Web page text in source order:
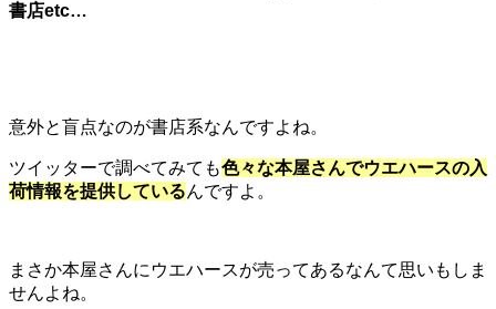
書店etc…
意外と盲点なのが書店系なんですよね。
ツイッターで調べてみても色々な本屋さんでウエハースの入
荷情報を提供しているんですよ。
まさか本屋さんにウエハースが売ってあるなんて思いもしま
せんよね。